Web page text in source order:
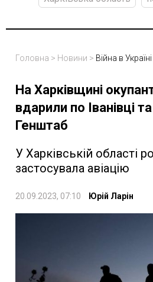
Головна > Новини > Війна в Україні
На Харківщині
вдарили по Іванівці
Генштаб
У Харківській області
застосувала авіацію
20.09.2023, 07:10 Юрій Ларін